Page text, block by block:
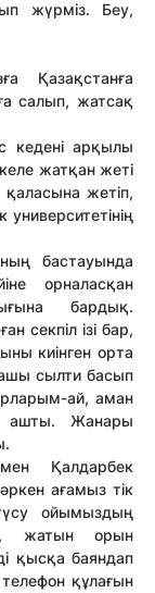
жүрміз. Беу,
Қазақстанға
салып, жатсақ
кедені арқылы
жатқан жеті
қаласына жетіп,
бастауында
орналасқан
бардық.
секпіл ізі бар,
киінген орта
сылти басып
ай, аман
ашты. Жанары
Қалдарбек
ағамыз тік
ойымыздың
жатын орын
қысқа баяндап
телефон құлағын